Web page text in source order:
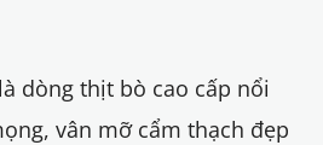
dòng thịt bò cao cấp nổi
vân mỡ cẩm thạch đẹp